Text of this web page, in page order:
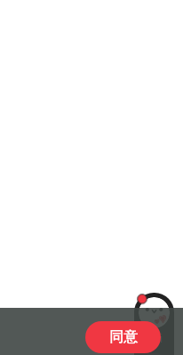
LiLi
同意